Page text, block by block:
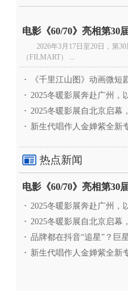
2026年3月17日至20日，第
（FILMART） ...
·
《千里江山图》动画微短剧未
· 2025冬暖影展奔赴广州，
· 2025冬暖影展自北京启幕，四
· 新生代唱作人金婵紫全新专辑
热点新闻
· 2025冬暖影展奔赴广州，
· 2025冬暖影展自北京启幕，四
· 品牌都在抖音“追星”？巨星企
· 新生代唱作人金婵紫全新专辑